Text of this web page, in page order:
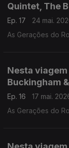
Quintet, The
Ep. 17
24 mai.
As Gerações do
Nesta
Buckingham
Ep. 16
17 mai.
As Gerações do